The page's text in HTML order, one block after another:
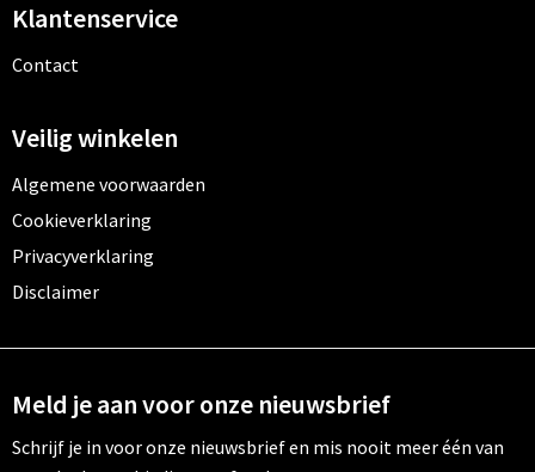
Klantenservice
Contact
Veilig winkelen
Algemene voorwaarden
Cookieverklaring
Privacyverklaring
Disclaimer
Meld je aan voor onze nieuwsbrief
Schrijf je in voor onze nieuwsbrief en mis nooit meer één van